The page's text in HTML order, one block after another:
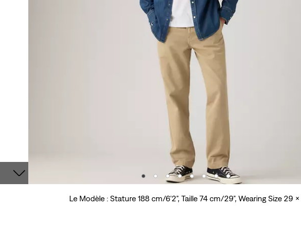
Le Modèle : Stature 188 cm/6'2", Taille 74 cm/29", Wearing Size 29